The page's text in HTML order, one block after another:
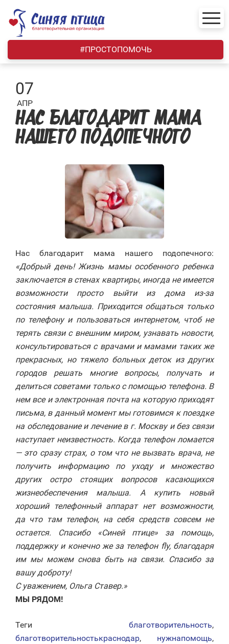
content
#ПРОСТОПОМОЧЬ
07
АПР
НАС БЛАГОДАРИТ МАМА
НАШЕГО ПОДОПЕЧНОГО
Нас благодарит мама нашего подопечного:
«Добрый день! Жизнь мамы особенного ребенка
заключается в стенах квартиры, иногда не имеется
возможности просто выйти из дома из-за
состояния малыша. Приходится общаться только
по телефону и пользоваться интернетом, чтоб не
терять связи с внешним миром, узнавать новости,
консультироваться с врачами и мамами таких же
прекрасных, но тяжело больных деток из других
городов решать многие вопросы, получать и
делиться советами только с помощью телефона. В
нем все и электронная почта на которую приходят
письма, в данный момент мы готовимся к поездке
на обследование и лечение в г. Москву и без связи
наступает неизвестность. Когда телефон ломается
— это сразу страх, о том что не вызвать врача, не
получить информацию по уходу и множество
других остро стоящих вопросов касающихся
жизнеобеспечения малыша. А купить новый
хороший телефонный аппарат нет возможности,
да что там телефон, на себя средств совсем не
остается. Спасибо «Синей птице» за помощь,
поддержку и конечно же за телефон fly, благодаря
им мы можем снова быть на связи. Спасибо за
вашу доброту!
С уважением, Ольга Ставер.»
МЫ РЯДОМ!
Теги благотворительность,
благотворительностькраснодар, нужнапомощь,